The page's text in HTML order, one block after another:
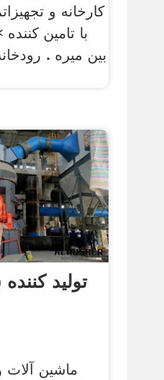
کارخانه و
با تامین
بین میره .
تولید
ماشین